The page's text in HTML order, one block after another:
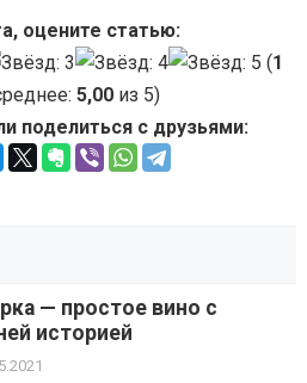
оцените статью:
(1
5,00из 5)
поделиться с друзьями:
— простое вино с
историей